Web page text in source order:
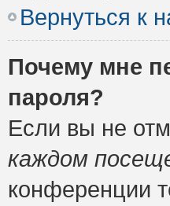
Вернуться к
Почему мне
пароля?
Если вы не
каждом
конференции